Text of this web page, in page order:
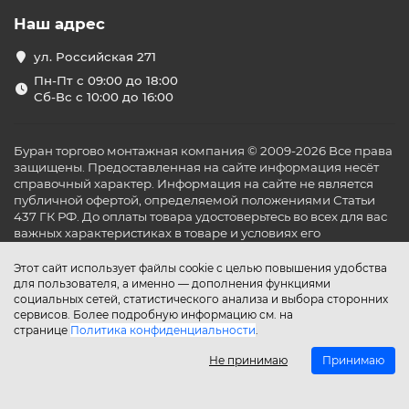
тефлоновой изоляцией.
Мощность таких изделий колеблется в диапазоне
Фольгированные маты теплого пола могут иметь
площадь обогрева от 0,5 м
теплого пола — возможность укладки на них
напольного покрытия без необходимости фиксации
стяжкой.
Помимо панелей, оснащенных электрокабелем,
покрытие из фольги наносится на маты для водяного
теплого пола.
Это изделия, которые:
монтируются без использования «мокрых»
строительных смесей;
отличаются достаточной прочностью для несения
части нагрузки, которая ложится на пол во время
Этот сайт использует файлы cookie с целью повышения удобства
для пользователя, а именно — дополнения функциями
социальных сетей, статистического анализа и выбора сторонних
сервисов. Более подробную информацию см. на
странице Политика конфиденциальности.
Не принимаю Принимаю
Наш адрес
ул. Российская 271
Пн-Пт с 09:00 до 18:00
Сб-Вс с 10:00 до 16:00
Буран торгово монтажная компания © 2009-2026 Все права
защищены. Предоставленная на сайте информация несёт
справочный характер. Информация на сайте не является
публичной офертой, определяемой положениями Статьи
437 ГК РФ. До оплаты товара удостоверьтесь во всех для вас
важных характеристиках в товаре и условиях его